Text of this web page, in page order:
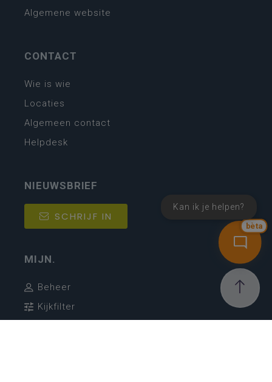
bèta
Kan ik je helpen?
Algemene website
CONTACT
Wie is wie
Locaties
Algemeen contact
Helpdesk
NIEUWSBRIEF
SCHRIJF IN
MIJN.
Beheer
Kijkfilter